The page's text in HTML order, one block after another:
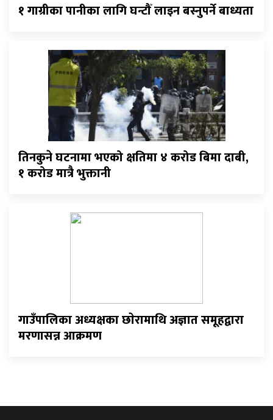
१ गाग्रीका पानीका लागि घन्टौँ लाइन बस्नुपर्ने बाध्यता
तिनकुने घटनामा भएको क्षतिमा ४ करोड बिमा दाबी,
१ करोड मात्रै भुक्तानी
गाउँपालिका अध्यक्षका छाेरामाथि अज्ञात समूहद्वारा
मरणासन्न आक्रमण